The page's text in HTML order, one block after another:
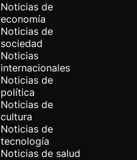
Noticias de
economía
Noticias de
sociedad
Noticias
internacionales
Noticias de
política
Noticias de
cultura
Noticias de
tecnología
Noticias de salud